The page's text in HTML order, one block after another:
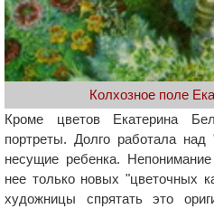
Колхозное поле
Кроме цветов Екатерина
портреты. Долго работала над
несущие ребенка.
нее только новых "цветочных
художницы спрятать это